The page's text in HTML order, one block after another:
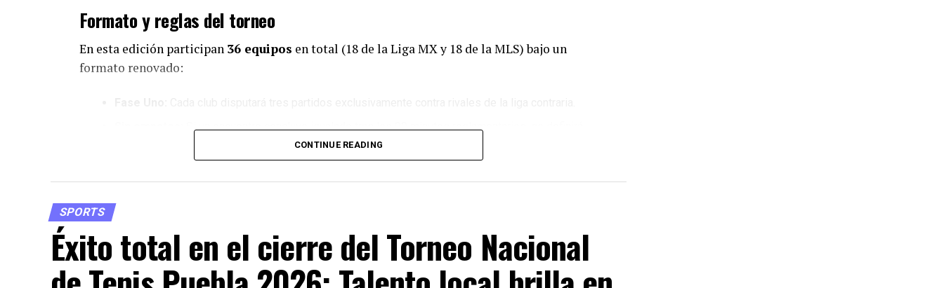
Formato y reglas del torneo
En esta edición participan 36 equipos en total (18 de la Liga MX y 18 de la MLS) bajo un
formato renovado:
Si un encuentro concluye igualado tras los 90 minutos reglamentarios, se definirá
tanda de penales, implementando un sistema de puntuación que
premia tanto las victorias en tiempo regular como las obtenidas desde los once pasos.
Fase Final:Los cuatro mejores equipos de la Liga MX y los cuatro mejores de la MLS avanzarán a
los cuartos de final, donde los cruces seguirán enfrentando a clubes de ambas ligas.
Concacaf Champions Cup 2027, mientras que el equipo monarca accederá de forma directa a
los octavos de final de dicho torneo regional.
CONTINUE READING
SPORTS
Éxito total en el cierre del Torneo Nacional